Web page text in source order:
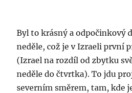
Byl to krásný a odpočinkový
neděle, což je v Izraeli první
(Izrael na rozdíl od zbytku
neděle do čtvrtka). To jdu
severním směrem, tam, kde